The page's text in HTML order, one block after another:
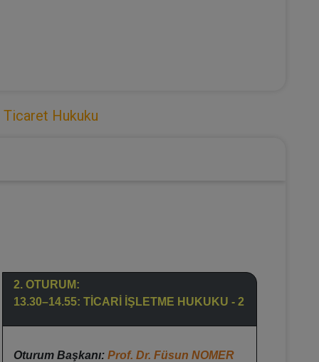
Ticaret Hukuku
2. OTURUM:
13.30–14.55: TİCARİ İŞLETME HUKUKU - 2
Oturum Başkanı: Prof. Dr. Füsun NOMER